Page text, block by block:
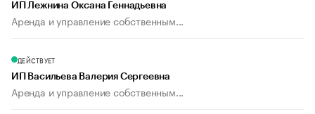
ИП Лежнина Оксана Геннадьевна
Аренда и управление собственным...
ДЕЙСТВУЕТ
ИП Васильева Валерия Сергеевна
Аренда и управление собственным...